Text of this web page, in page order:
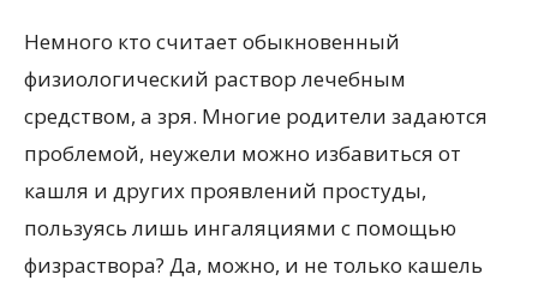
Немного кто считает обыкновенный
физиологический раствор лечебным
средством, а зря. Многие родители задаются
проблемой, неужели можно избавиться от
кашля и других проявлений простуды,
пользуясь лишь ингаляциями с помощью
физраствора? Да, можно, и не только кашель